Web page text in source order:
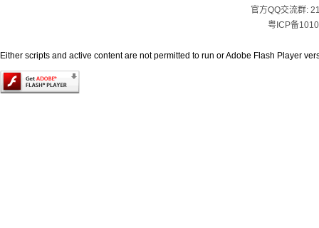
官方QQ交流群:
粤ICP备
Either scripts and active content are not permitted to run or Adobe Flash Player